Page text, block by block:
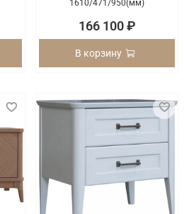
1610/471/950(мм)
166 100 ₽
В корзину